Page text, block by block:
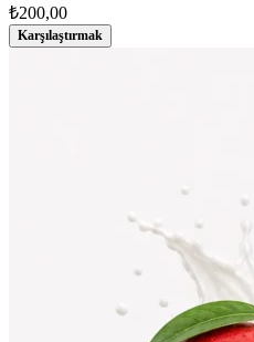
₺200,00
Karşılaştırmak